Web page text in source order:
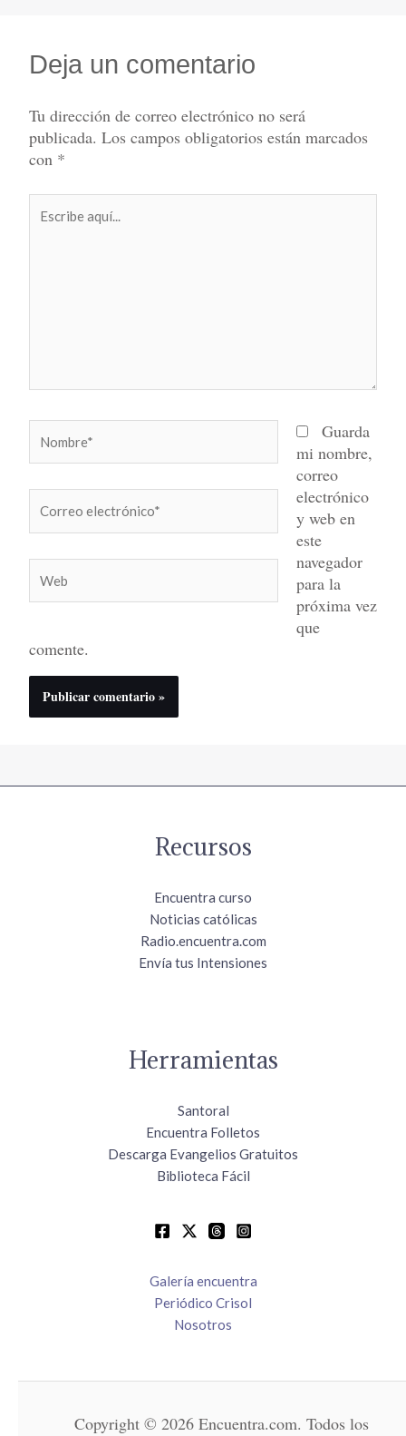
Deja un comentario
Tu dirección de correo electrónico no será
publicada. Los campos obligatorios están marcados
con *
aquí...
electrónico*
Guarda
mi nombre,
correo
electrónico
y web en
este
navegador
para la
próxima vez
que
comente.
Recursos
Encuentra curso
Noticias católicas
Radio.encuentra.com
Envía tus Intensiones
Herramientas
Santoral
Encuentra Folletos
Descarga Evangelios Gratuitos
Biblioteca Fácil
Galería encuentra
Periódico Crisol
Nosotros
Copyright © 2026 Encuentra.com. Todos los